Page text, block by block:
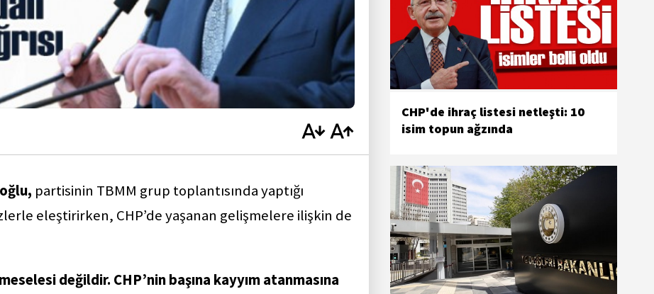
partisinin TBMM grup toplantısında yaptığı
eleştirirken, CHP’de yaşanan gelişmelere ilişkin de
değildir. CHP’nin başına kayyım atanmasına
CHP'de ihraç listesi netleşti: 10
isim topun ağzında